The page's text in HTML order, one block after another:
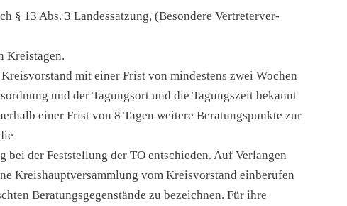
§ 13 Abs. 3 Lan­des­sat­zung, (Beson­de­re Ver­tre­ter­ver­
Kreis­ta­gen.
mit einer Frist von min­des­tens zwei Wochen
und der Tagungs­ort und die Tagungs­zeit bekannt
einer Frist von 8 Tagen wei­te­re Bera­tungs­punk­te zur
der Fest­stel­lung der TO ent­schie­den. Auf Ver­lan­gen
Kreis­haupt­ver­samm­lung vom Kreis­vor­stand ein­be­ru­fen
Bera­tungs­ge­gen­stän­de zu bezeich­nen. Für ihre